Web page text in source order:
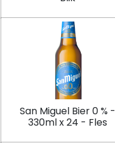
San Miguel Bier 0 % -
330ml x 24 - Fles